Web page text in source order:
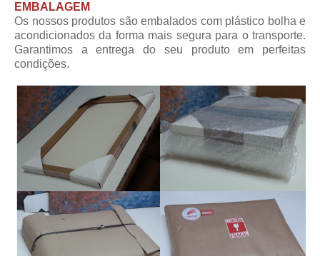
EMBALAGEM
Os nossos produtos são embalados com plástico bolha e
acondicionados da forma mais segura para o transporte.
Garantimos a entrega do seu produto em perfeitas
condições.